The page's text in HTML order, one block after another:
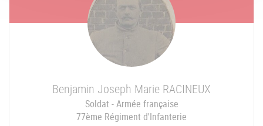
Benjamin Joseph Marie RACINEUX
Soldat - Armée française
77ème Régiment d'Infanterie